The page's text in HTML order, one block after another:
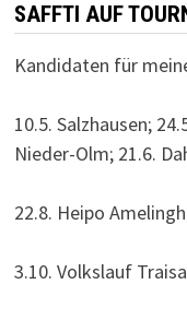
SAFFTI AUF
Kandidaten für
10.5. Salzhausen;
Nieder-Olm; 21.6.
22.8. Heipo
3.10. Volkslauf Traisa